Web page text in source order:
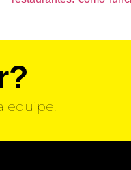
equipe.